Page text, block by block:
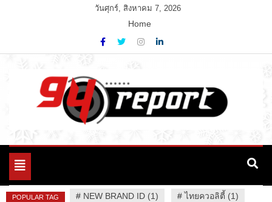
วันศุกร์, สิงหาคม 7, 2026
Home
94 Report.com
Variety News
Toggle
POPULAR TAG # NEW BRAND ID (1) #ไทยควอลิตี้ (1)